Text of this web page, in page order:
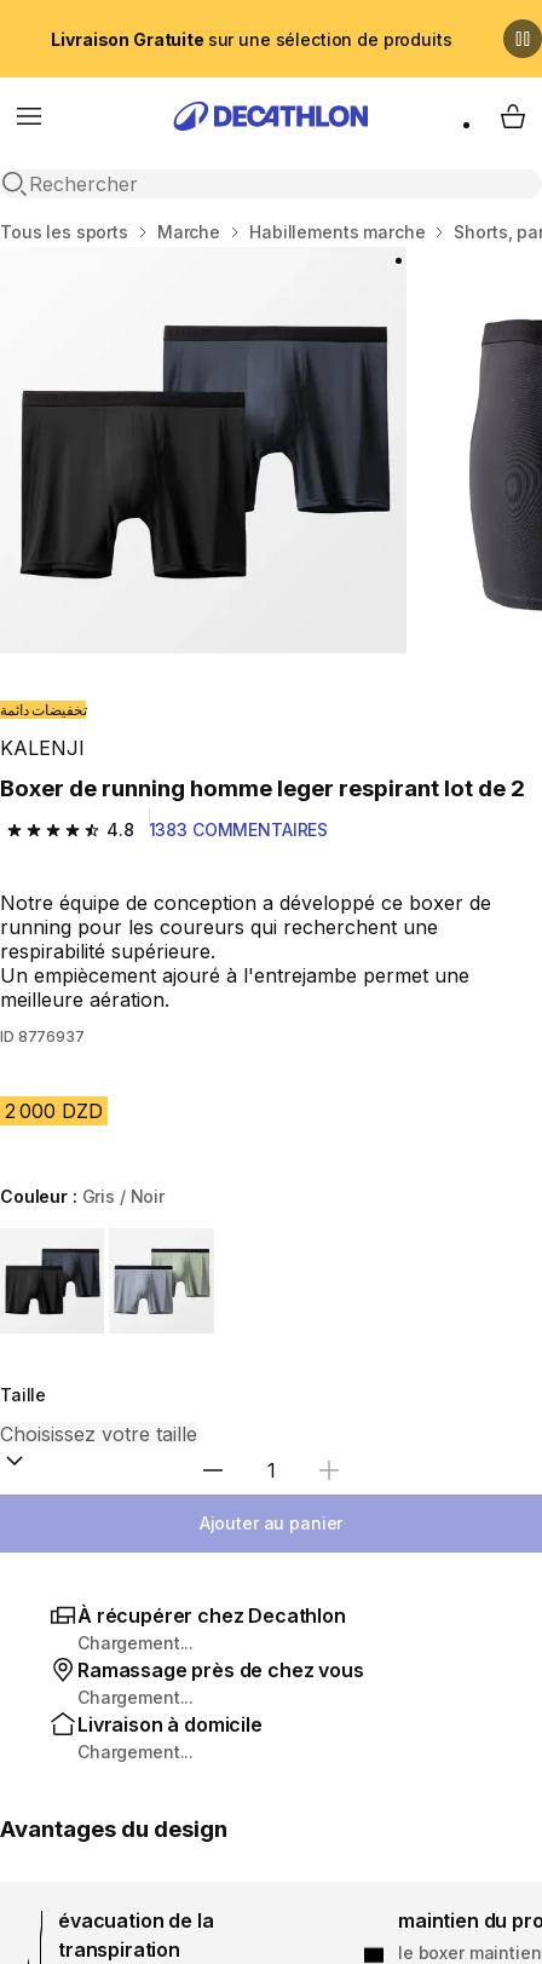
Livraison Gratuite sur une sélection de produits
Menu
Recherche ouverte
My
Accueil
Tous les sports Marche Habillements marche Shorts,
تخفيضات دائمة
KALENJI
Boxer de running homme leger respirant lot de 2
4.8
4.8 out of 5 stars from 1383 reviews
1383 COMMENTAIRES
Notre équipe de conception a développé ce boxer de
running pour les coureurs qui recherchent une
respirabilité supérieure.
Un empiècement ajouré à l'entrejambe permet une
meilleure aération.
ID 8776937
2 000 DZD
Couleur : Gris / Noir
Taille
Sélectionnez la quantité
Ajouter au panier
À récupérer chez Decathlon
Chargement...
Ramassage près de chez vous
Chargement...
Livraison à domicile
Chargement...
Avantages du design
évacuation de la
transpiration
maintien du
le boxer